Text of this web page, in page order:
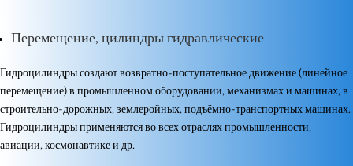
Перемещение, цилиндры гидравлические
Гидроцилиндры создают возвратно-поступательное движение (линейное
перемещение) в промышленном оборудовании, механизмах и машинах, в
строительно-дорожных, землеройных, подъёмно-транспортных машинах.
Гидроцилиндры применяются во всех отраслях промышленности,
авиации, космонавтике и др.